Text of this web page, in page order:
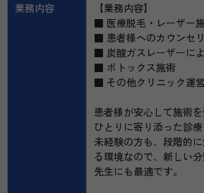
業務内容
【業務内容】
■ 医療脱毛・レーザー
■ 患者様へのカウンセ
■ 炭酸ガスレーザーに
■ ボトックス施術
■ その他クリニック運
患者様が安心して施術
ひとりに寄り添った診
未経験の方も、段階的
る環境なので、新しい
先生にも最適です。